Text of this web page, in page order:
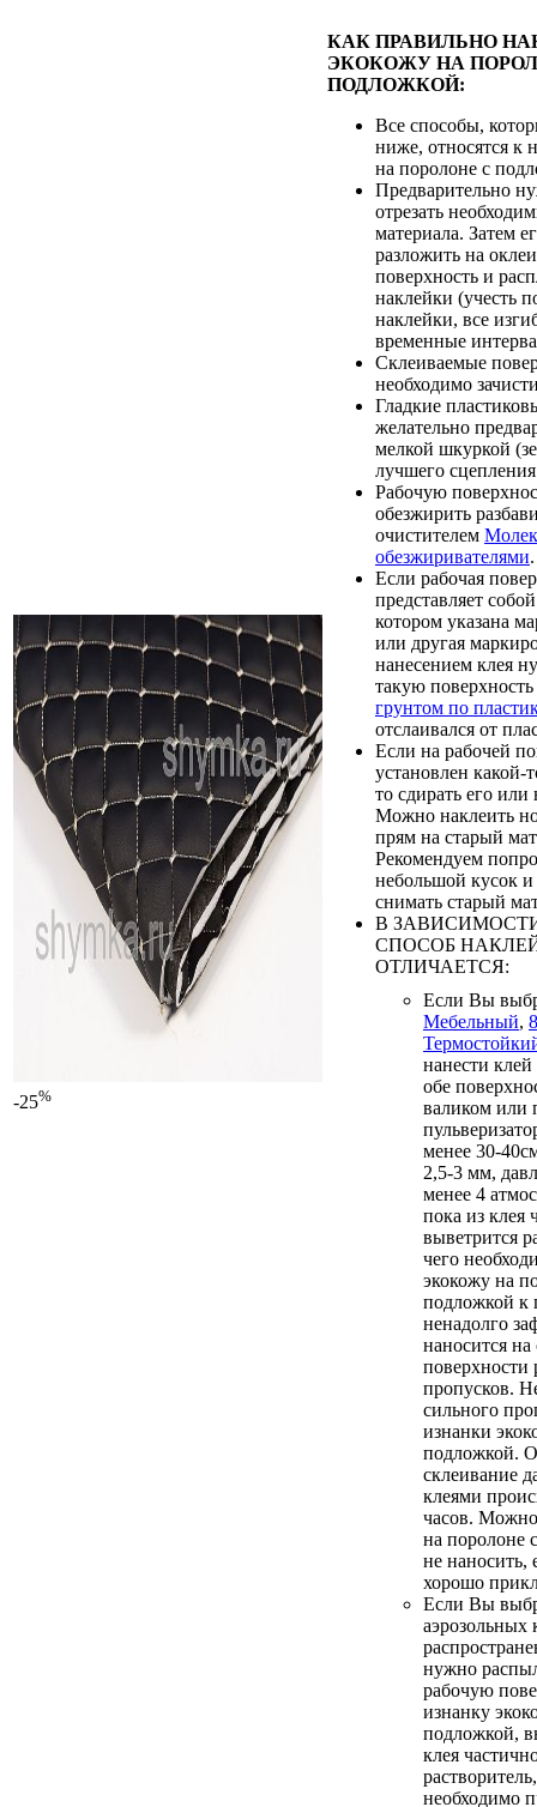
-25%
КАК ПРАВИЛЬНО
ЭКОКОЖУ НА
ПОДЛОЖКОЙ:
Все способы,
ниже, относятся к
на поролоне с
Предварительно
отрезать
материала. Затем
разложить на
поверхность и
наклейки (учесть
наклейки, все
временные
Склеиваемые
необходимо
Гладкие
желательно
мелкой шкуркой
лучшего
Рабочую
обезжирить
очистителем
обезжиривателями.
Если рабочая
представляет
котором указана
или другая
нанесением клея
такую поверхность
грунтом по
отслаивался от
Если на рабочей
установлен какой-
то сдирать его
Можно наклеить
прям на старый
Рекомендуем
небольшой кусок
снимать старый
В
СПОСОБ
ОТЛИЧАЕТСЯ:
Если Вы
Мебельный,
нанести
обе
валиком
менее 30-
2,5-3 мм,
менее 4
пока из клея
выветрится
чего
экокожу на
подложкой к
ненадолго
наносится
поверхности
пропусков.
сильного
изнанки
подложкой.
склеивание
клеями
часов.
на поролоне
не наносить,
хорошо
Если Вы
аэрозольных
нужно
рабочую
изнанку
подложкой,
клея
необходимо